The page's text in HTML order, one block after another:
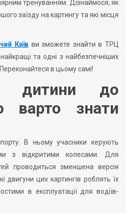
тренуванням. Дізнаймося, як
заїзду на картингу та які місця
Київви зможете знайти в ТРЦ
та одні з найбезпечніших
в цьому самі!
дитини до
варто знати
В ньому учасники керують
з відкритими колесами. Для
проводиться зменшена версія
двигуни цих картингів роблять їх
в експлуатації для водіїв-